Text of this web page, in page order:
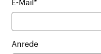
E-Mail*
Anrede